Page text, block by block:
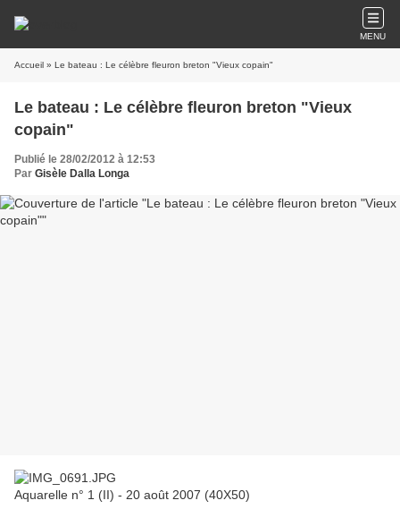
MENU
Accueil » Le bateau : Le célèbre fleuron breton "Vieux copain"
Le bateau : Le célèbre fleuron breton "Vieux
copain"
Publié le 28/02/2012 à 12:53
Par Gisèle Dalla Longa
Aquarelle n° 1 (II) - 20 août 2007 (40X50)